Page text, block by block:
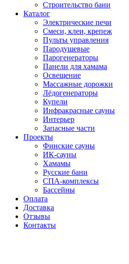
Строительство бани
Каталог
Электрические печи
Смеси, клеи, крепеж
Пульты управления
Пародушевые
Парогенераторы
Панели для хамама
Освещение
Массажные дорожки
Лёдогенераторы
Купели
Инфракрасные сауны
Интерьер
Запасные части
Проекты
Финские сауны
ИК-сауны
Хамамы
Русские бани
СПА-комплексы
Бассейны
Оплата
Доставка
Отзывы
Контакты